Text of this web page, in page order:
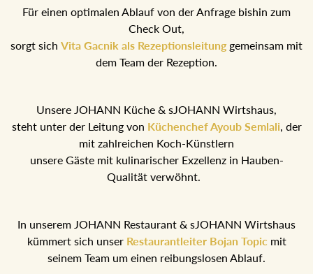
Für einen optimalen Ablauf von der Anfrage bishin zum
Check Out,
sorgt sich Vita Gacnik als Rezeptionsleitunggemeinsam mit
dem Team der Rezeption.
Unsere JOHANN Küche & sJOHANN Wirtshaus,
steht unter der Leitung von Küchenchef Ayoub Semlali, der
mit zahlreichen Koch-Künstlern
unsere Gäste mit kulinarischer Exzellenz in Hauben-
Qualität verwöhnt.
In unserem JOHANN Restaurant & sJOHANN Wirtshaus
kümmert sich unser Restaurantleiter Bojan Topic mit
seinem Team um einen reibungslosen Ablauf.